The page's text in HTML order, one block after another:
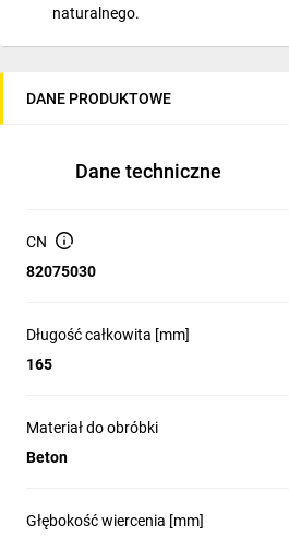
naturalnego.
Wyprodukowano w Niemczech.
DANE PRODUKTOWE
Dane techniczne
CN
82075030
Długość całkowita [mm]
165
Materiał do obróbki
Beton
Głębokość wiercenia [mm]